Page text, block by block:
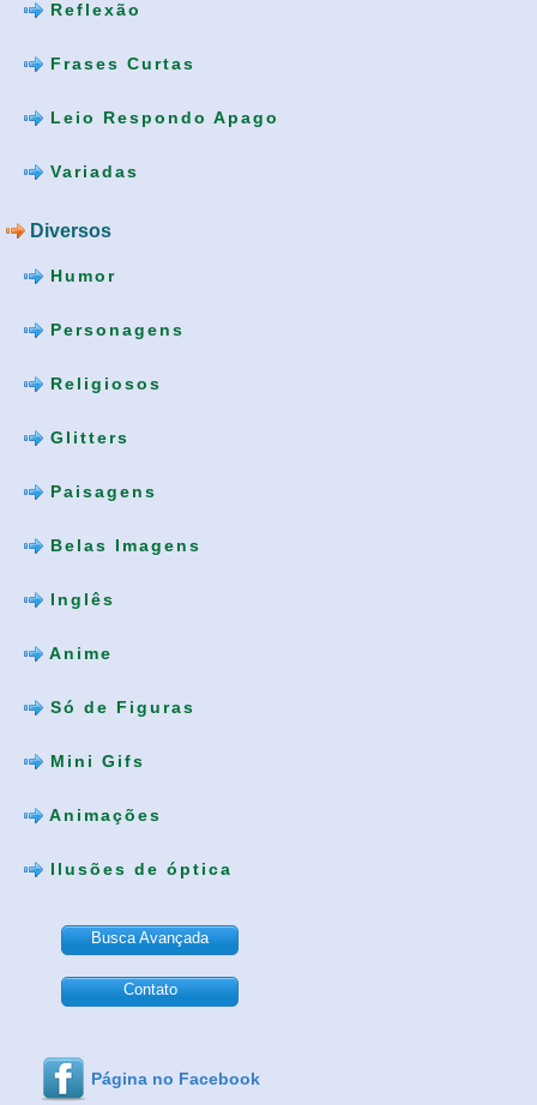
Reflexão
Frases Curtas
Leio Respondo Apago
Variadas
Diversos
Humor
Personagens
Religiosos
Glitters
Paisagens
Belas Imagens
Inglês
Anime
Só de Figuras
Mini Gifs
Animações
Ilusões de óptica
Busca Avançada
Contato
Página no Facebook